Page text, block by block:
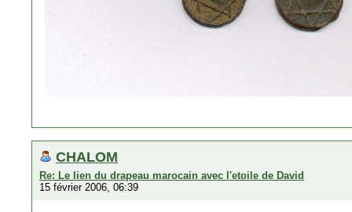
CHALOM
Re: Le lien du drapeau marocain avec l'etoile de David
15 février 2006, 06:39